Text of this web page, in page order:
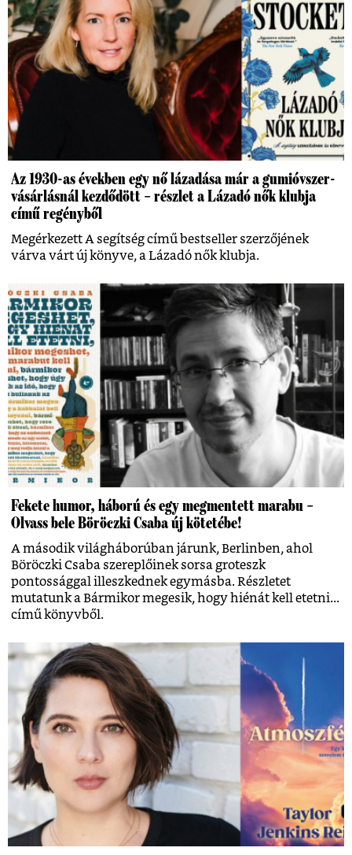
Az 1930-as években egy nő lázadása már a gumióvszer-
vásárlásnál kezdődött – részlet a Lázadó nők klubja
című regényből
Megérkezett A segítség című bestseller szerzőjének
várva várt új könyve, a Lázadó nők klubja.
Fekete humor, háború és egy megmentett marabu –
Olvass bele Böröczki Csaba új kötetébe!
A második világháborúban járunk, Berlinben, ahol
Böröczki Csaba szereplőinek sorsa groteszk
pontossággal illeszkednek egymásba. Részletet
mutatunk a Bármikor megesik, hogy hiénát kell etetni...
című könyvből.